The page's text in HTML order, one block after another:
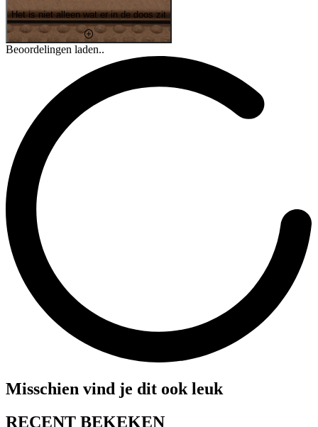
Het is niet alleen wat er in de doos zit
Beoordelingen laden..
Misschien vind je dit ook leuk
RECENT BEKEKEN